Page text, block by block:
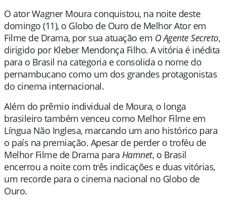
O ator Wagner Moura conquistou, na noite deste
domingo (11), o Globo de Ouro de Melhor Ator em
Filme de Drama, por sua atuação em O Agente Secreto,
dirigido por Kleber Mendonça Filho. A vitória é inédita
para o Brasil na categoria e consolida o nome do
pernambucano como um dos grandes protagonistas
do cinema internacional.
Além do prêmio individual de Moura, o longa
brasileiro também venceu como Melhor Filme em
Língua Não Inglesa, marcando um ano histórico para
o país na premiação. Apesar de perder o troféu de
Melhor Filme de Drama para Hamnet, o Brasil
encerrou a noite com três indicações e duas vitórias,
um recorde para o cinema nacional no Globo de
Ouro.